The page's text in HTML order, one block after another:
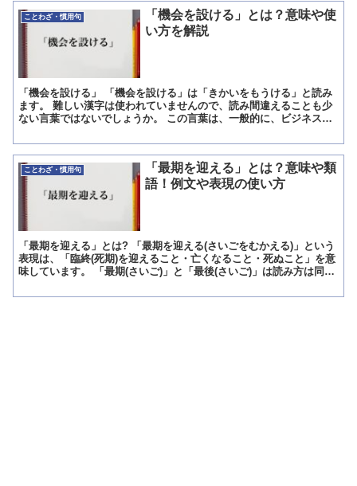
ことわざ・慣用句
「機会を設ける」とは？意味や使
い方を解説
「機会を設ける」 「機会を設ける」は「きかいをもうける」と読み
ます。 難しい漢字は使われていませんので、読み間違えることも少
ない言葉ではないでしょうか。 この言葉は、一般的に、ビジネスで
ことわざ・慣用句
「最期を迎える」とは？意味や類
語！例文や表現の使い方
「最期を迎える」とは? 「最期を迎える(さいごをむかえる)」という
表現は、「臨終(死期)を迎えること・亡くなること・死ぬこと」を意
味しています。 「最期(さいご)」と「最後(さいご)」は読み方は同じ